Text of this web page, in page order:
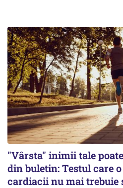
"Vârsta" inimii tale
din buletin: Testul care
cardiacii nu mai trebuie